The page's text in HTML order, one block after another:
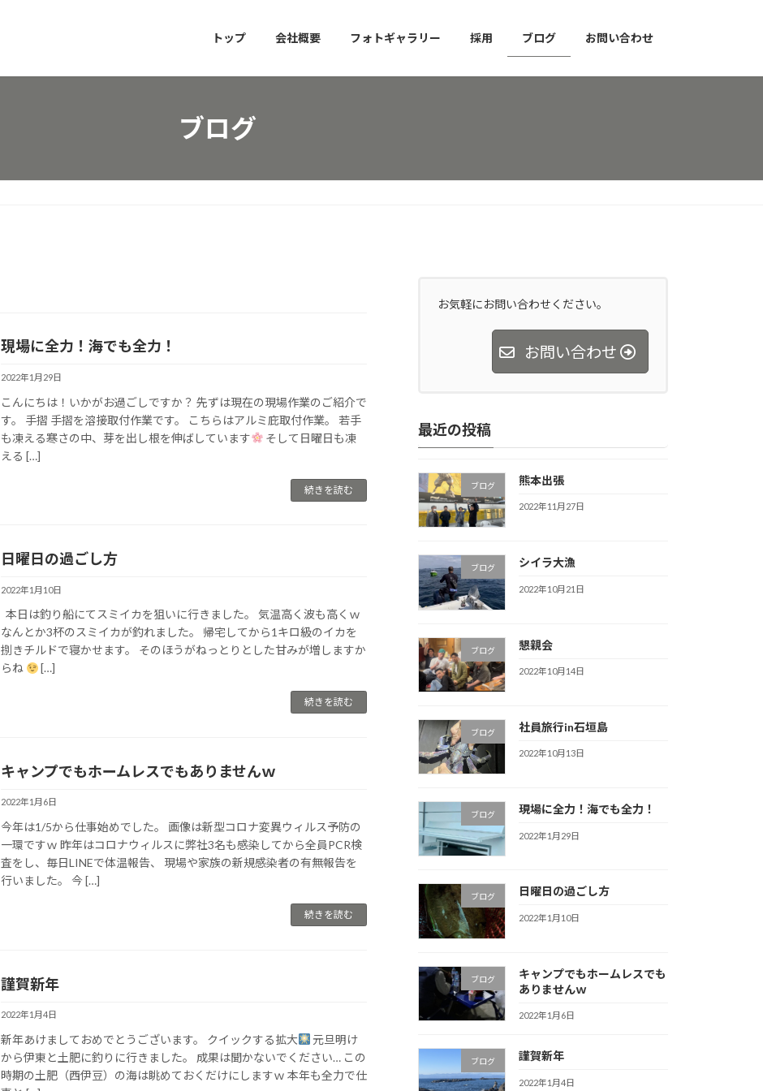
トップ 会社概要 フォトギャラリー 採用 ブログ お問い合わせ
ブログ
現場に全力！海でも全力！
2022年1月29日
こんにちは！いかがお過ごしですか？ 先ずは現在の現場作業のご紹介で
す。 手摺 手摺を溶接取付作業です。 こちらはアルミ庇取付作業。 若手
も凍える寒さの中、芽を出し根を伸ばしています
そして日曜日も凍
える […]
続きを読む
日曜日の過ごし方
2022年1月10日
本日は釣り船にてスミイカを狙いに行きました。 気温高く波も高くｗ
なんとか3杯のスミイカが釣れました。 帰宅してから1キロ級のイカを
捌きチルドで寝かせます。 そのほうがねっとりとした甘みが増しますか
らね
[…]
続きを読む
キャンプでもホームレスでもありませんｗ
2022年1月6日
今年は1/5から仕事始めでした。 画像は新型コロナ変異ウィルス予防の
一環ですｗ 昨年はコロナウィルスに弊社3名も感染してから全員PCR検
査をし、毎日LINEで体温報告、 現場や家族の新規感染者の有無報告を
行いました。 今 […]
続きを読む
謹賀新年
2022年1月4日
新年あけましておめでとうございます。 クイックする拡大
元旦明け
から伊東と土肥に釣りに行きました。 成果は聞かないでください… この
時期の土肥（西伊豆）の海は眺めておくだけにしますｗ 本年も全力で仕
お気軽にお問い合わせください。
お問い合わせ
最近の投稿
ブログ 熊本出張
2022年11月27日
ブログ シイラ大漁
2022年10月21日
ブログ 懇親会
2022年10月14日
ブログ 社員旅行in石垣島
2022年10月13日
ブログ 現場に全力！海でも全力！
2022年1月29日
ブログ 日曜日の過ごし方
2022年1月10日
ブログ
キャンプでもホームレスでも
ありませんｗ
2022年1月6日
ブログ 謹賀新年
2022年1月4日